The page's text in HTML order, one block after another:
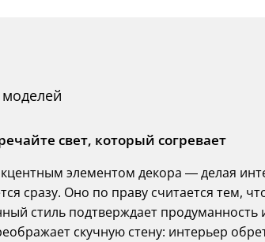
свет, который согревает
элементом декора — делая
сразу. Оно по праву считается тем,
стиль подтверждает продуманность
скучную стену: интерьер